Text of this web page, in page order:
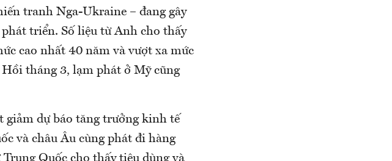
tranh Nga-Ukraine – đang gây
triển. Số liệu từ Anh cho thấy
cao nhất 40 năm và vượt xa mức
tháng 3, lạm phát ở Mỹ cũng
giảm dự báo tăng trưởng kinh tế
và châu Âu cùng phát đi hàng